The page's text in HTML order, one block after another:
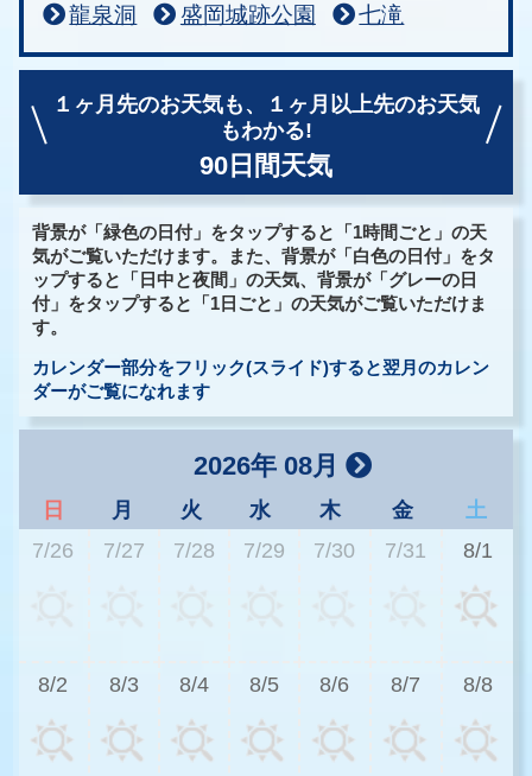
龍泉洞
盛岡城跡公園 七滝
１ヶ月先のお天気も、
１ヶ月以上先のお天気
もわかる!
90日間天気
背景が「緑色の日付」をタップすると「1時間ごと」の天
気がご覧いただけます。また、背景が「白色の日付」をタ
ップすると「日中と夜間」の天気、背景が「グレーの日
付」をタップすると「1日ごと」の天気がご覧いただけま
す。
カレンダー部分をフリック(スライド)すると翌月のカレン
ダーがご覧になれます
2026年 08月
日 月 火 水 木 金
土
7/26
7/27 7/28 7/29 7/30 7/31 8/1
8/2 8/3 8/4 8/5 8/6 8/7 8/8